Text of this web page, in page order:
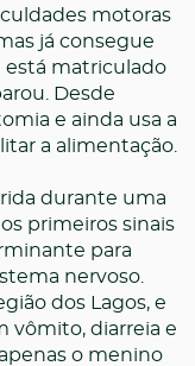
motoras
já consegue
está matriculado
Desde
e ainda usa a
a alimentação.
durante uma
primeiros sinais
para
nervoso.
dos Lagos, e
vômito, diarreia e
o menino